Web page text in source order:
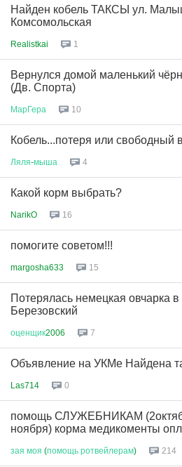
Найден кобель ТАКСЫ ул.
Комсомольская
Realistkai 1
Вернулся домой маленький
(Дв. Спорта)
МарГера 10
Кобель...потеря или свободный
Ляля-мыша 4
Какой корм выбрать?
NarikO 16
помогите советом!!!
margosha633 15
Потерялась немецкая овчарка в
Березовский
оценщик2006 7
Объявление на УКМе Найдена
Las714 0
помощь СЛУЖЕБНИКАМ
ноября) корма медикоменты
зая моя (помощь ротвейлерам) 214